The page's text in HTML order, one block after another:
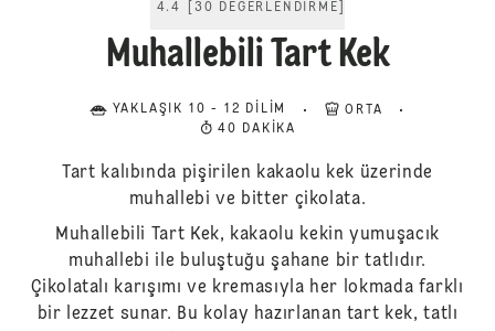
4.4 30 DEĞERLENDIRME
Muhallebili Tart Kek
YAKLAŞIK 10 - 12 DILIM
ORTA
40 DAKIKA
Tart kalıbında pişirilen kakaolu kek üzerinde
muhallebi ve bitter çikolata.
Muhallebili Tart Kek, kakaolu kekin yumuşacık
muhallebi ile buluştuğu şahane bir tatlıdır.
Çikolatalı karışımı ve kremasıyla her lokmada farklı
bir lezzet sunar. Bu kolay hazırlanan tart kek, tatlı